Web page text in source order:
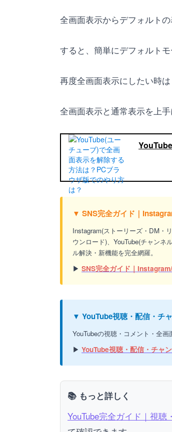
全画面表示からデフォルト
すると、簡単にデフォルト
再度全画面表示にしたい時
全画面表示と通常表示を上
▼ SNS完全ガイド｜
Instagram(ストーリーズ・DM・
ウンロード)、YouTube(チャン
ル解決・新機能を完全網羅。
▶ SNS完全ガイド｜
▼ YouTube視聴・配信・チ
YouTubeの視聴・コメント・全
▶ YouTube視聴・配信・チャ
📚 もっと詳しく
YouTube完全ガイド｜視聴